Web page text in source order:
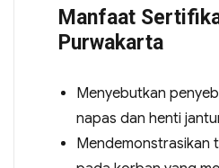
Manfaat
Purwakarta
Menyebutkan
napas dan henti
Mendemonstrasikan